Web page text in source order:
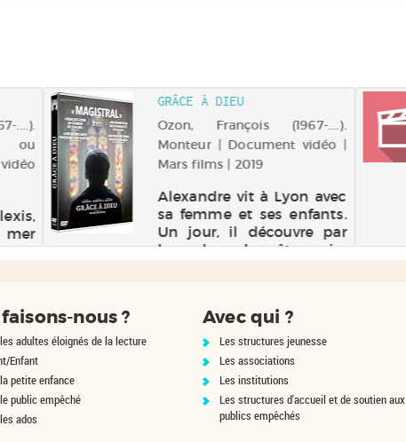
GRÂCE À DIEU
Ozon, François (1967-....).
Monteur | Document vidéo |
Mars films | 2019
Alexandre vit à Lyon avec
sa femme et ses enfants.
Un jour, il découvre par
hasard que le prêtre qui a
dans un combat, très vite
rejoint par François et ...
....).
ou
mer
est
le
nous ?
adultes éloignés de la lecture
Enfant
petite enfance
public empêché
ados
Avec qui ?
Les structures jeunesse
Les associations
Les institutions
Les structures d'accueil et de soutien aux
publics empêchés